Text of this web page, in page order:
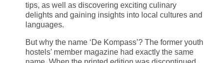
tips, as well as discovering exciting culinary
delights and gaining insights into local cultures and
languages.
But why the name ‘De Kompass’? The former youth
hostels’ member magazine had exactly the same